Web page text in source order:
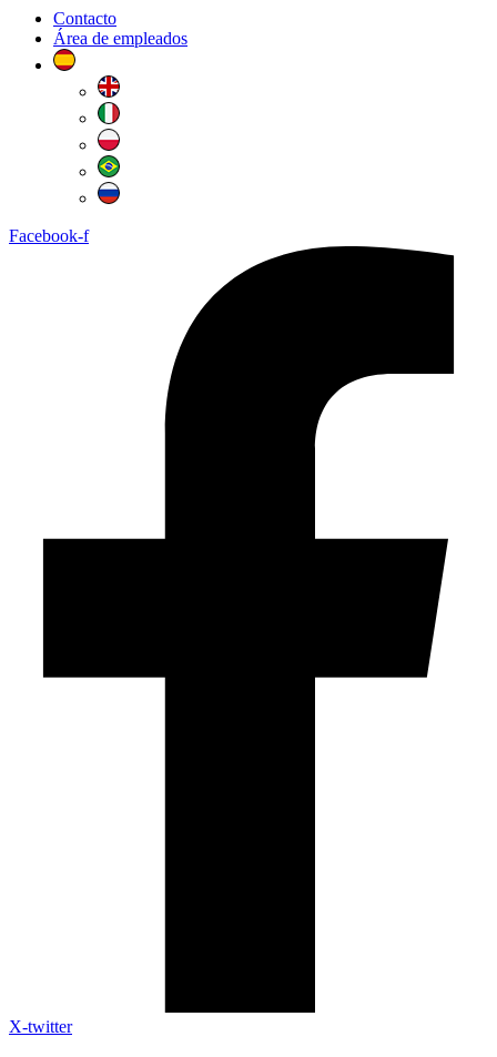
Contacto
Área de empleados
Facebook-f
X-twitter